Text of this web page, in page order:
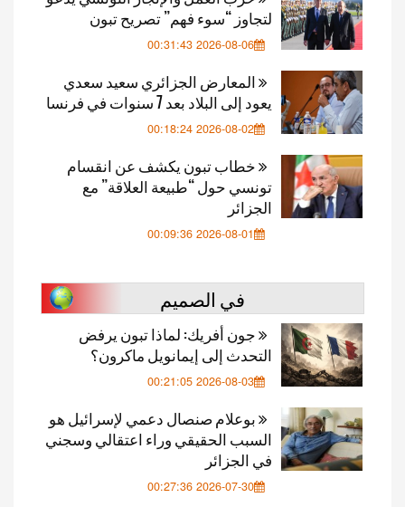
لتجاوز “سوء فهم” تصريح تبون
2026-08-06 00:31:43
المعارض الجزائري سعيد سعدي
يعود إلى البلاد بعد 7 سنوات في فرنسا
2026-08-02 00:18:24
خطاب تبون يكشف عن انقسام
تونسي حول “طبيعة العلاقة” مع
الجزائر
2026-08-01 00:09:36
في الصميم
جون أفريك: لماذا تبون يرفض
التحدث إلى إيمانويل ماكرون؟
2026-08-03 00:21:05
بوعلام صنصال دعمي لإسرائيل هو
السبب الحقيقي وراء اعتقالي وسجني
في الجزائر
2026-07-30 00:27:36